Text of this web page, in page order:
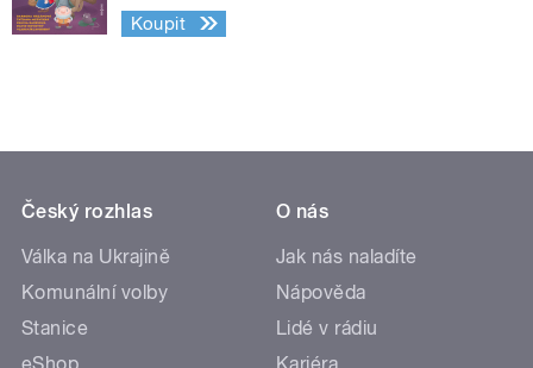
Koupit
Český rozhlas
Válka na Ukrajině
Komunální volby
Stanice
O nás
Jak nás naladíte
Nápověda
Lidé v rádiu